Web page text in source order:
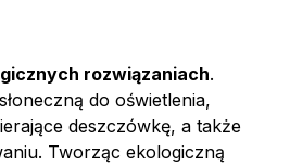
rozwiązaniach.
do oświetlenia,
deszczówkę, a także
Tworząc ekologiczną